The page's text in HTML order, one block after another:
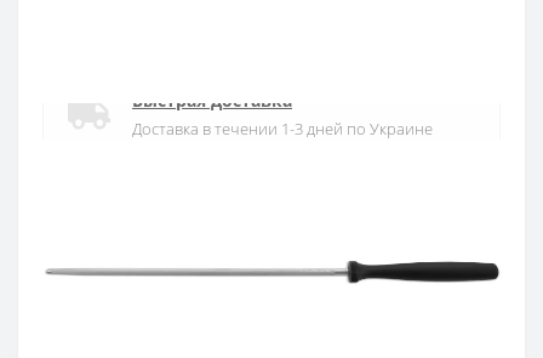
Быстрая доставка
Доставка в течении 1-3 дней по Украине